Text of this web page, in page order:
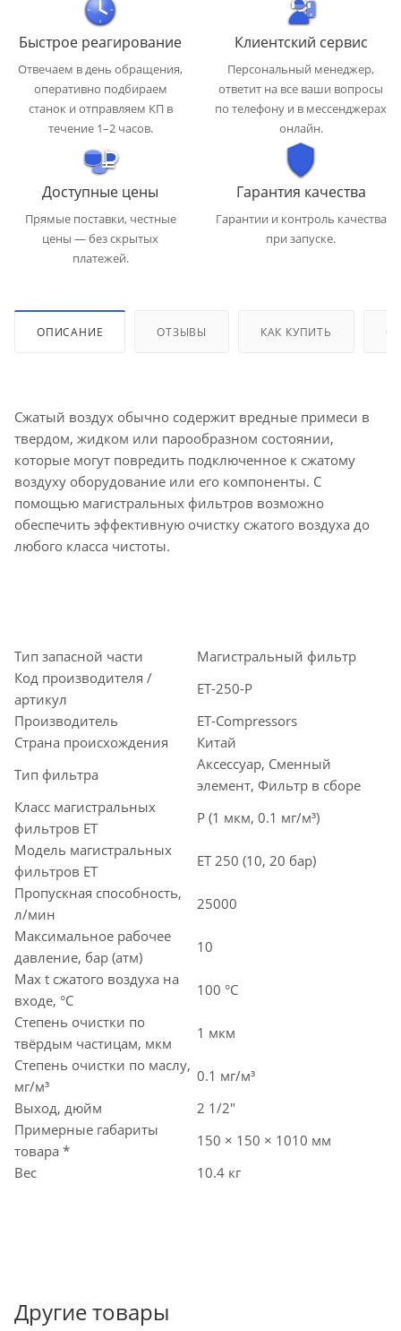
Быстрое реагирование
Отвечаем в день обращения,
оперативно подбираем
станок и отправляем КП в
течение 1–2 часов.
Клиентский сервис
Персональный менеджер,
ответит на все ваши вопросы
по телефону и в мессенджерах
онлайн.
Доступные цены
Прямые поставки, честные
цены — без скрытых
платежей.
Гарантия качества
Гарантии и контроль качества
при запуске.
ОПИСАНИЕ ОТЗЫВЫ КАК КУПИТЬ
Сжатый воздух обычно содержит вредные примеси в
твердом, жидком или парообразном состоянии,
которые могут повредить подключенное к сжатому
воздуху оборудование или его компоненты. С
помощью магистральных фильтров возможно
обеспечить эффективную очистку сжатого воздуха до
любого класса чистоты.
Тип запасной части
Магистральный фильтр
Код производителя /
артикул
ET-250-P
Производитель
ET-Compressors
Страна происхождения
Китай
Тип фильтра
Аксессуар, Сменный
элемент, Фильтр в сборе
Класс магистральных
фильтров ET
P (1 мкм, 0.1 мг/м³)
Модель магистральных
фильтров ET
ET 250 (10, 20 бар)
Пропускная способность,
л/мин
25000
Максимальное рабочее
давление, бар (атм)
10
Max t сжатого воздуха на
входе, °C
100 °C
Степень очистки по
твёрдым частицам, мкм
1 мкм
Степень очистки по маслу,
мг/м³
0.1 мг/м³
Выход, дюйм
2 1/2"
Примерные габариты
товара *
150 × 150 × 1010 мм
Вес
10.4 кг
Другие товары